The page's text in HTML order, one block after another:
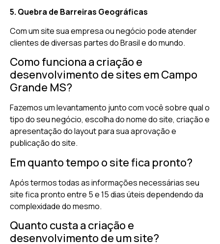
5. Quebra de Barreiras Geográficas
Com um site sua empresa ou negócio pode atender
clientes de diversas partes do Brasil e do mundo.
Como funciona a criação e
desenvolvimento de sites em Campo
Grande MS?
Fazemos um levantamento junto com você sobre qual o
tipo do seu negócio, escolha do nome do site, criação e
apresentação do layout para sua aprovação e
publicação do site.
Em quanto tempo o site fica pronto?
Após termos todas as informações necessárias seu
site fica pronto entre 5 e 15 dias úteis dependendo da
complexidade do mesmo.
Quanto custa a criação e
desenvolvimento de um site?